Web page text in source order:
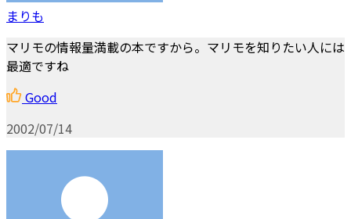
まりも
マリモの情報量満載の本ですから。マリモを知りたい人には
最適ですね
Good
2002/07/14